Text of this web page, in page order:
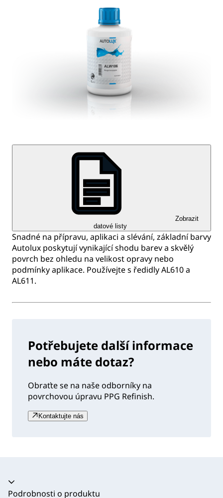
Zobrazit
datové listy
Snadné na přípravu, aplikaci a slévání, základní barvy
Autolux poskytují vynikající shodu barev a skvělý
povrch bez ohledu na velikost opravy nebo
podmínky aplikace. Používejte s ředidly AL610 a
AL611.
Potřebujete další informace
nebo máte dotaz?
Obraťte se na naše odborníky na
povrchovou úpravu PPG Refinish.
Kontaktujte nás
Akordeon se zhroutil
Podrobnosti o produktu